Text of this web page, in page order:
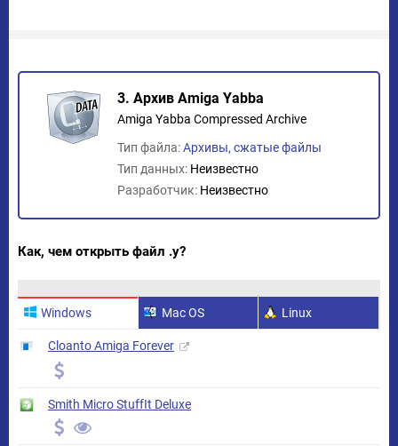
3. Архив Amiga Yabba
Amiga Yabba Compressed Archive
Тип файла:Архивы, сжатые файлы
Тип данных: Неизвестно
Разработчик: Неизвестно
Как, чем открыть файл .y?
Windows Mac OS Linux
Cloanto Amiga Forever
Smith Micro StuffIt Deluxe